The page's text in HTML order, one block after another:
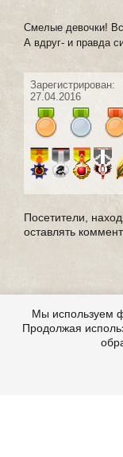
Смелые девочки!
А вдруг- и правда
Зарегистрирован:
27.04.2016
Посетители,
оставлять
Мы используем
Продолжая